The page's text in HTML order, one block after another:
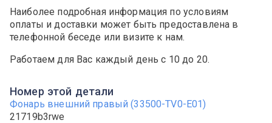
Наиболее подробная информация по условиям
оплаты и доставки может быть предоставлена в
телефонной беседе или визите к нам.
Работаем для Вас каждый день с 10 до 20.
Номер этой детали
Фонарь внешний правый (33500-TV0-E01)
21719b3rwe